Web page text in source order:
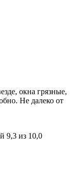
окна грязные,
Не далеко от
9,3 из 10,0